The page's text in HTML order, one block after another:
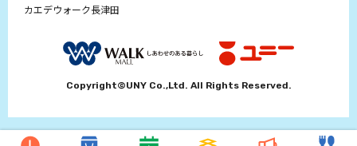
カエデウォーク長津田
Copyright©UNY Co.,Ltd. All Rights Reserved.